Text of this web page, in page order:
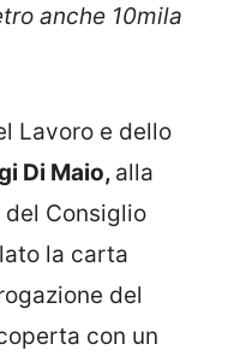
anche 10mila
Lavoro e dello
Di Maio, alla
Consiglio
la carta
del
con un